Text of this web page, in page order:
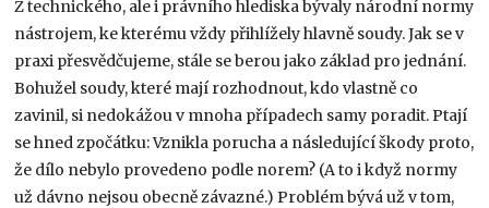
Z technického, ale i právního hlediska bývaly národní normy
nástrojem, ke kterému vždy přihlížely hlavně soudy. Jak se v
praxi přesvědčujeme, stále se berou jako základ pro jednání.
Bohužel soudy, které mají rozhodnout, kdo vlastně co
zavinil, si nedokážou v mnoha případech samy poradit. Ptají
se hned zpočátku: Vznikla porucha a následující škody proto,
že dílo nebylo provedeno podle norem? (A to i když normy
už dávno nejsou obecně závazné.) Problém bývá už v tom,